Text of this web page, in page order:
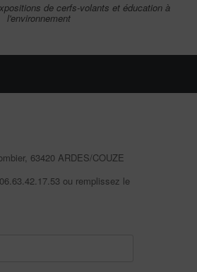
de cerfs-volants et éducation à
l'environnement
63420 ARDES/COUZE
ou remplissez le